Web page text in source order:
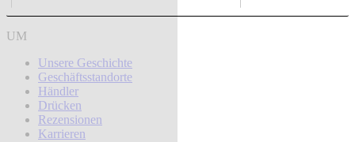
UM
Unsere Geschichte
Geschäftsstandorte
Händler
Drücken
Rezensionen
Karrieren